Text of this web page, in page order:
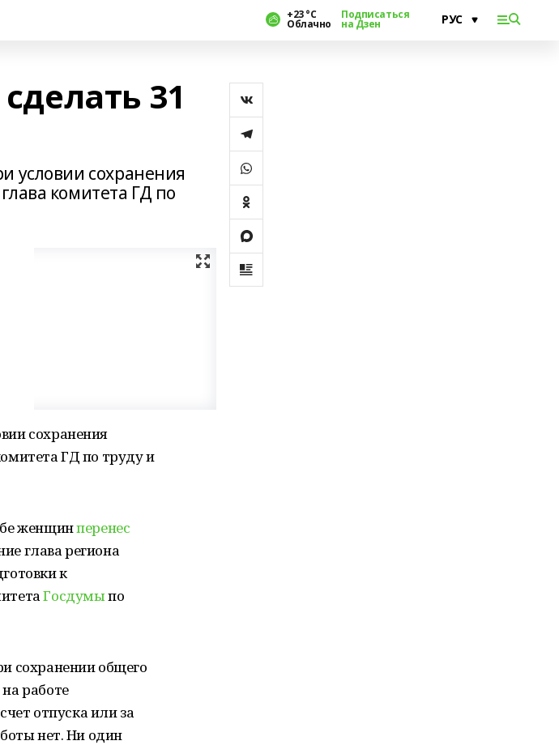
+23 °С
Облачно
Подписаться
на Дзен
31
условии сохранения
комитета ГД по
сохранения
ГД по труду и
женщинперенес
глава региона
к
Госдумыпо
сохранении общего
работе
отпуска или за
нет. Ни один